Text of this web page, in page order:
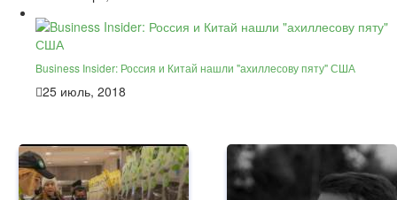
Business Insider: Россия и Китай нашли "ахиллесову пяту" США
25 июль, 2018